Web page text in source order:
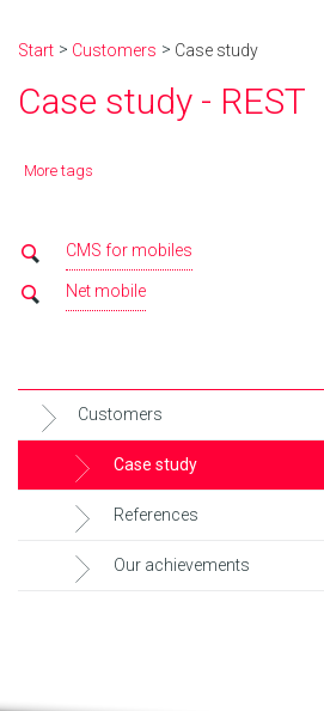
Start Customers Case study
Case study - REST
More tags
CMS for mobiles
Net mobile
Customers
Case study
References
Our achievements